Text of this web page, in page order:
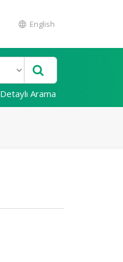
English
Detaylı Arama